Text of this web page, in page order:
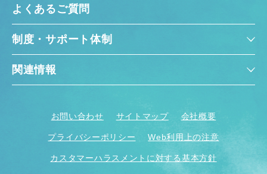
よくあるご質問
制度・サポート体制
関連情報
お問い合わせ サイトマップ 会社概要
プライバシーポリシー Web利用上の注意
カスタマーハラスメントに対する基本方針